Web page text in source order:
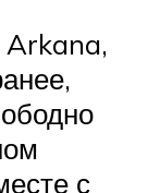
Arkana,
с